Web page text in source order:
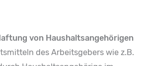
von Haushaltsangehörigen
des Arbeitsgebers wie z.B.